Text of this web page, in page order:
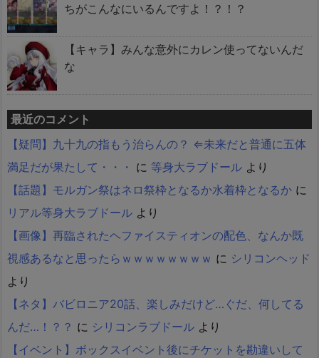
ちがこんなにいるんですよ！？！？
【キャラ】みんな意外にカレン使ってないんだ
な
最近のコメント
【疑問】九十九の指もう治らんの？ ⇐未来だと普通に五体
満足だが果たして・・・ に 等身大ラブドール より
【話題】モルガン祭はネロ祭枠となるか水着枠となるか に
リアル等身大ラブドール より
【画像】再臨されたヘファイスティオンの配色、なんか既
視感あるなと思ったらｗｗｗｗｗｗｗｗ に シリコンヘッド
より
【ネタ】バビロニア20話、楽しみだけど…ぐだ、何してる
んだ…！？？ に シリコンラブドール より
【イベント】ボックスイベント後にチケットを勘違いして